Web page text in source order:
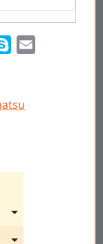
Skype